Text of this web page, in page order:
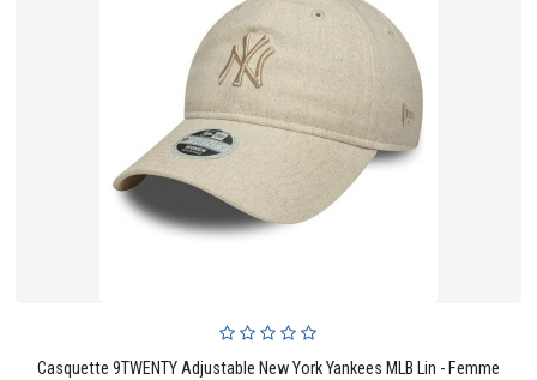
Casquette 9TWENTY Adjustable New York Yankees MLB Lin - Femme